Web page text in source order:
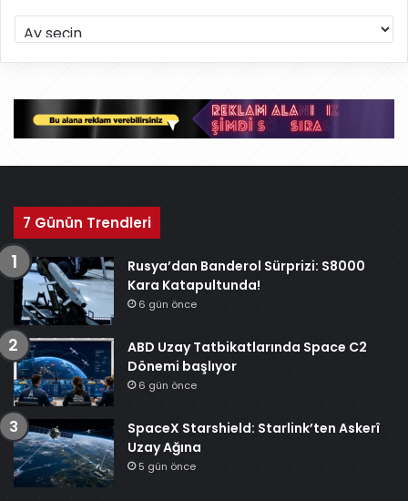
r
ş
v
7 Günün Trendleri
Rusya’dan Banderol Sürprizi: S8000
Kara Katapultunda!
6 gün önce
ABD Uzay Tatbikatlarında Space C2
Dönemi başlıyor
6 gün önce
SpaceX Starshield: Starlink’ten Askerî
Uzay Ağına
5 gün önce